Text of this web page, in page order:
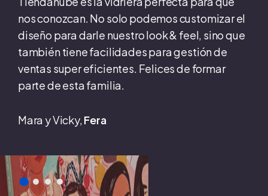
nos conozcan. No solo podemos customizar el
diseño para darle nuestro look & feel, sino que
también tiene facilidades para gestión de
ventas super eficientes. Felices de formar
parte de esta familia.
Mara y Vicky, Fera